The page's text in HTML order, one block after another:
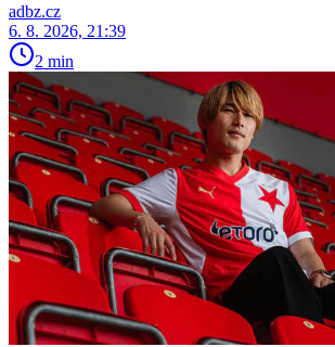
adbz.cz
6. 8. 2026, 21:39
2 min